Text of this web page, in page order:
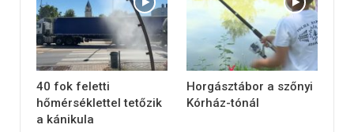
40 fok feletti
hőmérséklettel tetőzik
a kánikula
Horgásztábor a szőnyi
Kórház-tónál